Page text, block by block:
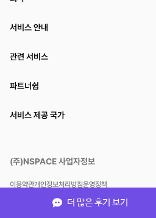
더 많은 후기 보기
서비스 안내
관련 서비스
파트너쉽
서비스 제공 국가
(주)NSPACE 사업자정보
이용약관개인정보처리방침운영정책
스페이스클라우드는 통신판매중개자이며 통신판매
라우드는 공간 거래정보 및 거래에 대해 책임지지 않습